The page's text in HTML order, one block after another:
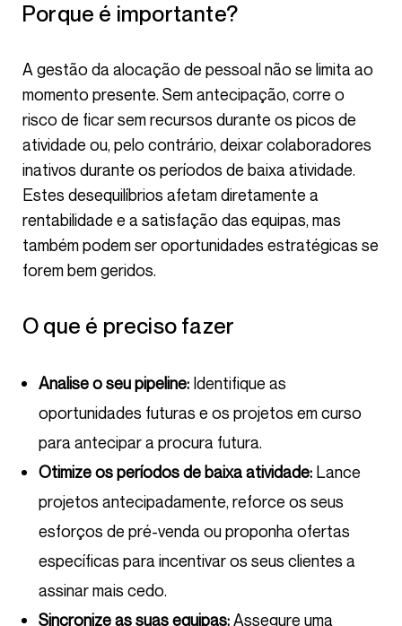
Porque é importante?
A gestão da alocação de pessoal não se limita ao
momento presente. Sem antecipação, corre o
risco de ficar sem recursos durante os picos de
atividade ou, pelo contrário, deixar colaboradores
inativos durante os períodos de baixa atividade.
Estes desequilíbrios afetam diretamente a
rentabilidade e a satisfação das equipas, mas
também podem ser oportunidades estratégicas se
forem bem geridos.
O que é preciso fazer
Analise o seu pipeline: Identifique as
oportunidades futuras e os projetos em curso
para antecipar a procura futura.
Otimize os períodos de baixa atividade: Lance
projetos antecipadamente, reforce os seus
esforços de pré-venda ou proponha ofertas
específicas para incentivar os seus clientes a
assinar mais cedo.
Sincronize as suas equipas:Assegure uma